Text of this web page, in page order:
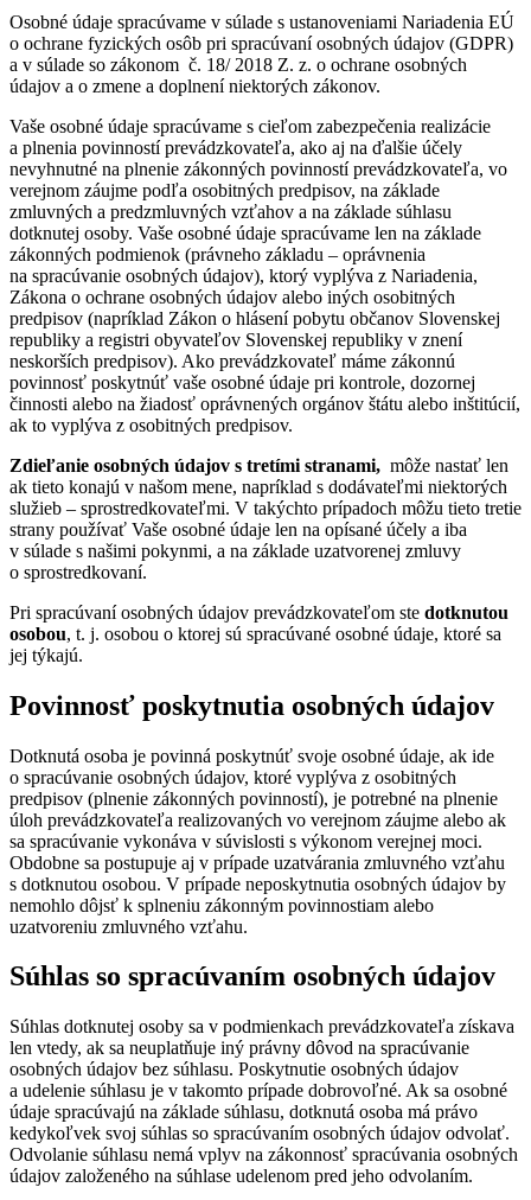
Osobné údaje spracúvame v súlade s ustanoveniami Nariadenia EÚ
o ochrane fyzických osôb pri spracúvaní osobných údajov (GDPR)
a v súlade so zákonom č. 18/ 2018 Z. z. o ochrane osobných
údajov a o zmene a doplnení niektorých zákonov.
Vaše osobné údaje spracúvame s cieľom zabezpečenia realizácie
a plnenia povinností prevádzkovateľa, ako aj na ďalšie účely
nevyhnutné na plnenie zákonných povinností prevádzkovateľa, vo
verejnom záujme podľa osobitných predpisov, na základe
zmluvných a predzmluvných vzťahov a na základe súhlasu
dotknutej osoby. Vaše osobné údaje spracúvame len na základe
zákonných podmienok (právneho základu – oprávnenia
na spracúvanie osobných údajov), ktorý vyplýva z Nariadenia,
Zákona o ochrane osobných údajov alebo iných osobitných
predpisov (napríklad Zákon o hlásení pobytu občanov Slovenskej
republiky a registri obyvateľov Slovenskej republiky v znení
neskorších predpisov). Ako prevádzkovateľ máme zákonnú
povinnosť poskytnúť vaše osobné údaje pri kontrole, dozornej
činnosti alebo na žiadosť oprávnených orgánov štátu alebo inštitúcií,
ak to vyplýva z osobitných predpisov.
Zdieľanie osobných údajov s tretími stranami, môže nastať len
ak tieto konajú v našom mene, napríklad s dodávateľmi niektorých
služieb – sprostredkovateľmi. V takýchto prípadoch môžu tieto tretie
strany používať Vaše osobné údaje len na opísané účely a iba
v súlade s našimi pokynmi, a na základe uzatvorenej zmluvy
o sprostredkovaní.
Pri spracúvaní osobných údajov prevádzkovateľom ste dotknutou
osobou, t. j. osobou o ktorej sú spracúvané osobné údaje, ktoré sa
jej týkajú.
Povinnosť poskytnutia osobných údajov
Dotknutá osoba je povinná poskytnúť svoje osobné údaje, ak ide
o spracúvanie osobných údajov, ktoré vyplýva z osobitných
predpisov (plnenie zákonných povinností), je potrebné na plnenie
úloh prevádzkovateľa realizovaných vo verejnom záujme alebo ak
sa spracúvanie vykonáva v súvislosti s výkonom verejnej moci.
Obdobne sa postupuje aj v prípade uzatvárania zmluvného vzťahu
s dotknutou osobou. V prípade neposkytnutia osobných údajov by
nemohlo dôjsť k splneniu zákonným povinnostiam alebo
uzatvoreniu zmluvného vzťahu.
Súhlas so spracúvaním osobných údajov
Súhlas dotknutej osoby sa v podmienkach prevádzkovateľa získava
len vtedy, ak sa neuplatňuje iný právny dôvod na spracúvanie
osobných údajov bez súhlasu. Poskytnutie osobných údajov
a udelenie súhlasu je v takomto prípade dobrovoľné. Ak sa osobné
údaje spracúvajú na základe súhlasu, dotknutá osoba má právo
kedykoľvek svoj súhlas so spracúvaním osobných údajov odvolať.
Odvolanie súhlasu nemá vplyv na zákonnosť spracúvania osobných
údajov založeného na súhlase udelenom pred jeho odvolaním.